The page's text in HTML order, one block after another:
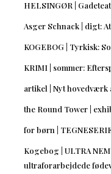
HELSINGØR |
Asger Schnack | digt:
KOGEBOG | Tyrkisk:
KRIMI | sommer:
artikel | Nyt
the Round Tower |
for børn |
Kogebog | ULTRA
ultraforarbejdede